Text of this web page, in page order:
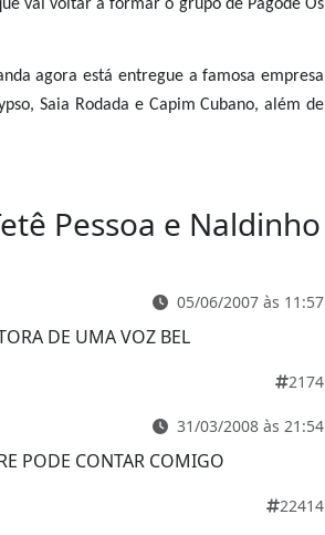
vai voltar a formar o grupo de Pagode Os
agora está entregue a famosa empresa
Saia Rodada e Capim Cubano, além de
Pessoa e Naldinho
05/06/2007 às 11:57
DE UMA VOZ BEL
2174
31/03/2008 às 21:54
PODE CONTAR COMIGO
22414